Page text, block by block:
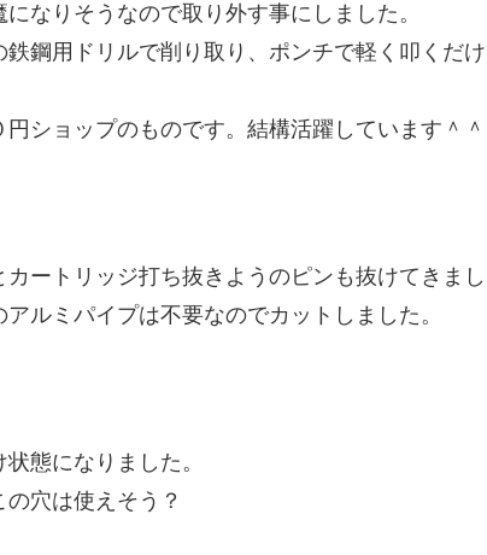
なりそうなので取り外す事にしました。
鉄鋼用ドリルで削り取り、ポンチで軽く叩くだ
ショップのものです。結構活躍しています＾＾
ートリッジ打ち抜きようのピンも抜けてきまし
ルミパイプは不要なのでカットしました。
態になりました。
穴は使えそう？